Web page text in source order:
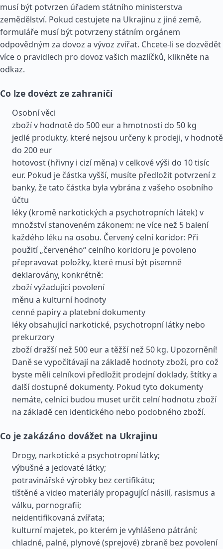
musí být potvrzen úřadem státního ministerstva
zemědělství. Pokud cestujete na Ukrajinu z jiné země,
formuláře musí být potvrzeny státním orgánem
odpovědným za dovoz a vývoz zvířat. Chcete-li se dozvědět
více o pravidlech pro dovoz vašich mazlíčků, klikněte na
odkaz.
Co lze dovézt ze zahraničí
Osobní věci
zboží v hodnotě do 500 eur a hmotnosti do 50 kg
jedlé produkty, které nejsou určeny k prodeji, v hodnotě
do 200 eur
hotovost (hřivny i cizí měna) v celkové výši do 10 tisíc
eur. Pokud je částka vyšší, musíte předložit potvrzení z
banky, že tato částka byla vybrána z vašeho osobního
účtu
léky (kromě narkotických a psychotropních látek) v
množství stanoveném zákonem: ne více než 5 balení
každého léku na osobu. Červený celní koridor: Při
použití „červeného“ celního koridoru je povoleno
přepravovat položky, které musí být písemně
deklarovány, konkrétně:
zboží vyžadující povolení
měnu a kulturní hodnoty
cenné papíry a platební dokumenty
léky obsahující narkotické, psychotropní látky nebo
prekurzory
zboží dražší než 500 eur a těžší než 50 kg. Upozornění!
Daně se vypočítávají na základě hodnoty zboží, pro což
byste měli celníkovi předložit prodejní doklady, štítky a
další dostupné dokumenty. Pokud tyto dokumenty
nemáte, celníci budou muset určit celní hodnotu zboží
na základě cen identického nebo podobného zboží.
Co je zakázáno dovážet na Ukrajinu
Drogy, narkotické a psychotropní látky;
výbušné a jedovaté látky;
potravinářské výrobky bez certifikátu;
tištěné a video materiály propagující násilí, rasismus a
válku, pornografii;
neidentifikovaná zvířata;
kulturní majetek, po kterém je vyhlášeno pátrání;
chladné, palné, plynové (sprejové) zbraně bez povolení